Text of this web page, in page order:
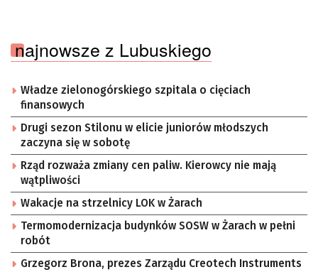
najnowsze z Lubuskiego
Władze zielonogórskiego szpitala o cięciach
finansowych
Drugi sezon Stilonu w elicie juniorów młodszych
zaczyna się w sobotę
Rząd rozważa zmiany cen paliw. Kierowcy nie mają
wątpliwości
Wakacje na strzelnicy LOK w Żarach
Termomodernizacja budynków SOSW w Żarach w pełni
robót
Grzegorz Brona, prezes Zarządu Creotech Instruments